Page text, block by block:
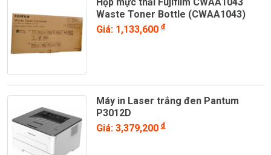
Waste Toner Bottle (CWAA1043)
Giá: 1,133,600đ
Máy in Laser trắng đen Pantum
P3012D
Giá: 3,379,200đ